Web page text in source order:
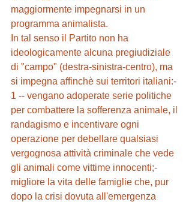
maggiormente impegnarsi in un
programma animalista.
In tal senso il Partito non ha
ideologicamente alcuna pregiudiziale
di "campo" (destra-sinistra-centro), ma
si impegna affinchè sui territori italiani:-
1 -- vengano adoperate serie politiche
per combattere la sofferenza animale, il
randagismo e incentivare ogni
operazione per debellare qualsiasi
vergognosa attività criminale che vede
gli animali come vittime innocenti;-
migliore la vita delle famiglie che, pur
dopo la crisi dovuta all'emergenza